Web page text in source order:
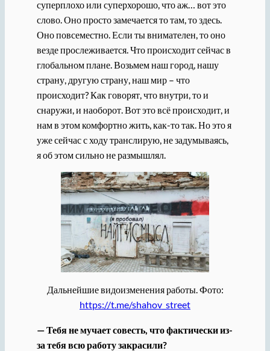
суперплохо или суперхорошо, что аж… вот это
слово. Оно просто замечается то там, то здесь.
Оно повсеместно. Если ты внимателен, то оно
везде прослеживается. Что происходит сейчас в
глобальном плане. Возьмем наш город, нашу
страну, другую страну, наш мир – что
происходит? Как говорят, что внутри, то и
снаружи, и наоборот. Вот это всё происходит, и
нам в этом комфортно жить, как-то так. Но это я
уже сейчас с ходу транслирую, не задумываясь,
я об этом сильно не размышлял.
Дальнейшие видоизменения работы. Фото:
https://t.me/shahov_street
— Тебя не мучает совесть, что фактически из-
за тебя всю работу закрасили?